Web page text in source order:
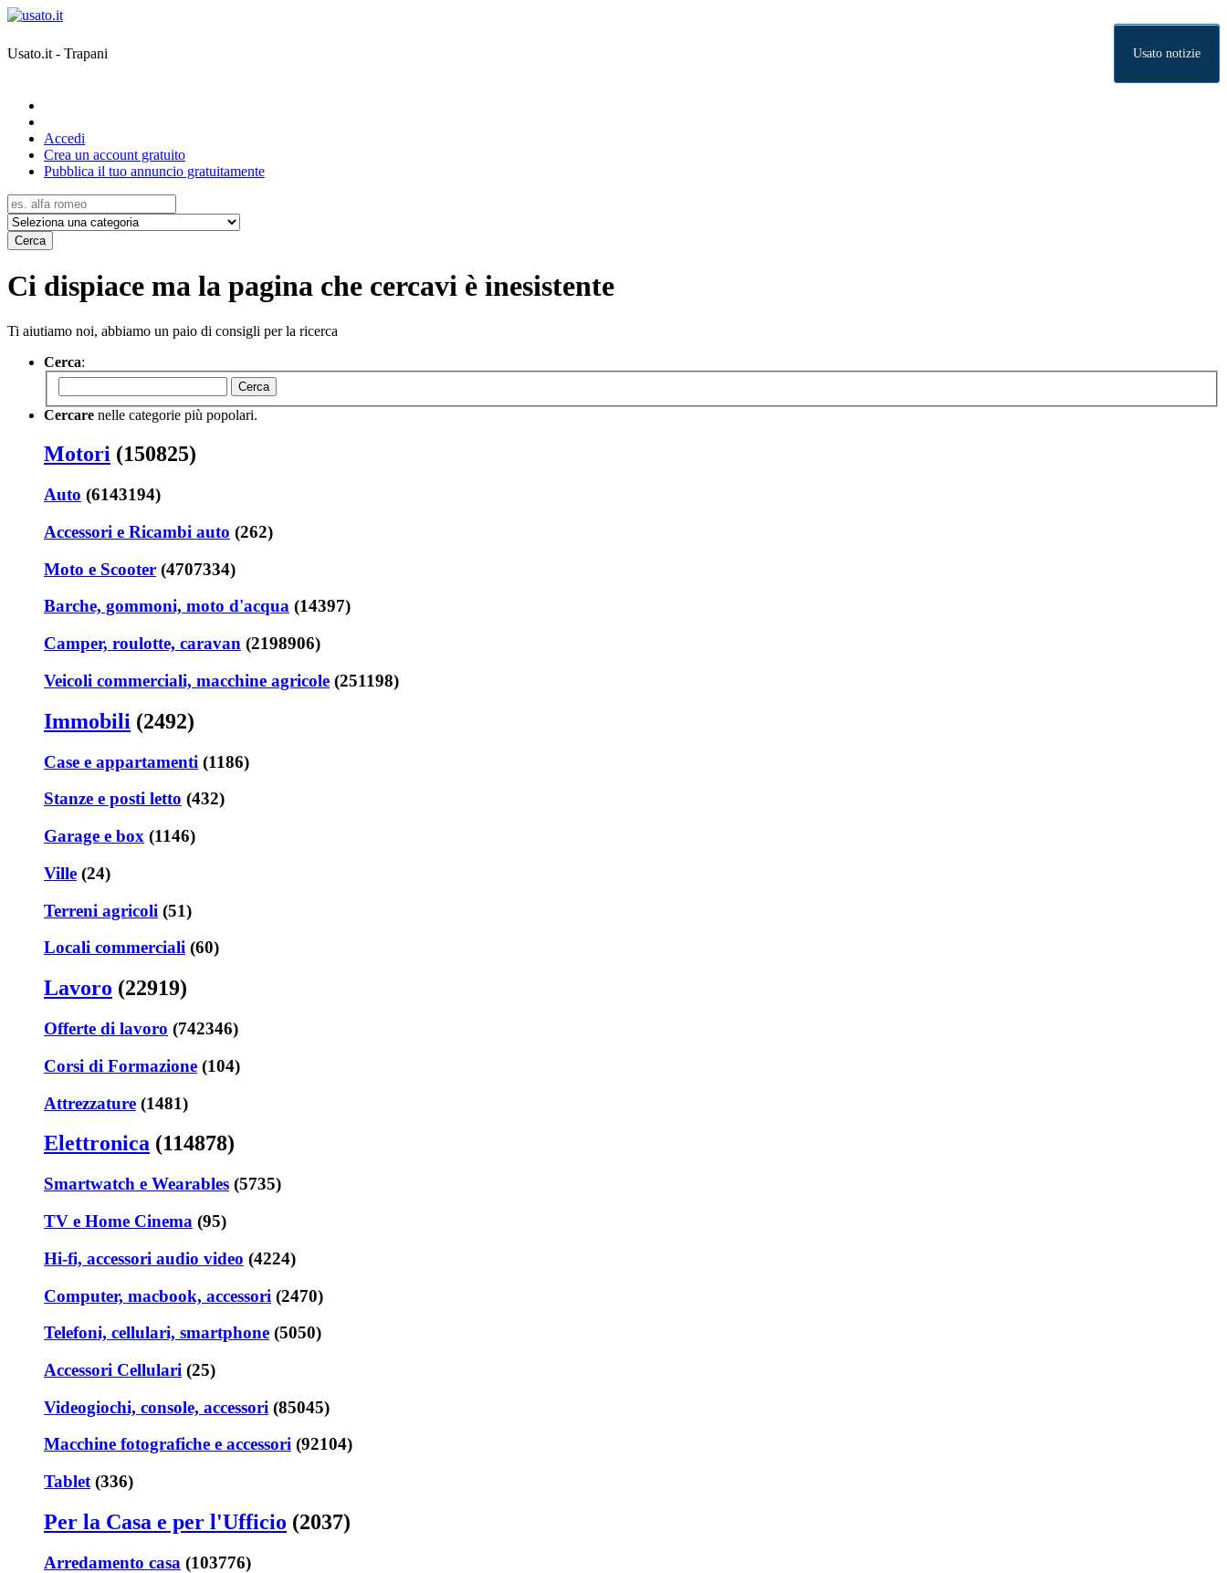
Usato.it - Trapani Usato notizie
Accedi
Crea un account gratuito
Pubblica il tuo annuncio gratuitamente
Cerca
Ci dispiace ma la pagina che cercavi è inesistente
Ti aiutiamo noi, abbiamo un paio di consigli per la ricerca
Cerca:
Cerca
Cercare nelle categorie più popolari.
Motori (150825)
Auto (6143194)
Accessori e Ricambi auto (262)
Moto e Scooter (4707334)
Barche, gommoni, moto d'acqua (14397)
Camper, roulotte, caravan (2198906)
Veicoli commerciali, macchine agricole (251198)
Immobili (2492)
Case e appartamenti (1186)
Stanze e posti letto (432)
Garage e box (1146)
Ville (24)
Terreni agricoli (51)
Locali commerciali (60)
Lavoro (22919)
Offerte di lavoro (742346)
Corsi di Formazione (104)
Attrezzature (1481)
Elettronica (114878)
Smartwatch e Wearables (5735)
TV e Home Cinema (95)
Hi-fi, accessori audio video (4224)
Computer, macbook, accessori (2470)
Telefoni, cellulari, smartphone (5050)
Accessori Cellulari (25)
Videogiochi, console, accessori (85045)
Macchine fotografiche e accessori (92104)
Tablet (336)
Per la Casa e per l'Ufficio (2037)
Arredamento casa (103776)